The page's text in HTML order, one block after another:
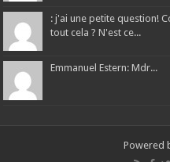
: j'ai une petite question!
tout cela ? N'est ce...
Emmanuel Estern: Mdr...
Powered